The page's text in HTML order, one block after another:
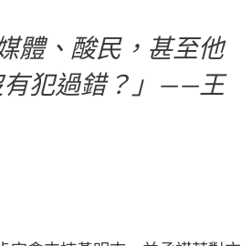
體、酸民，甚至他
有犯過錯？」——王